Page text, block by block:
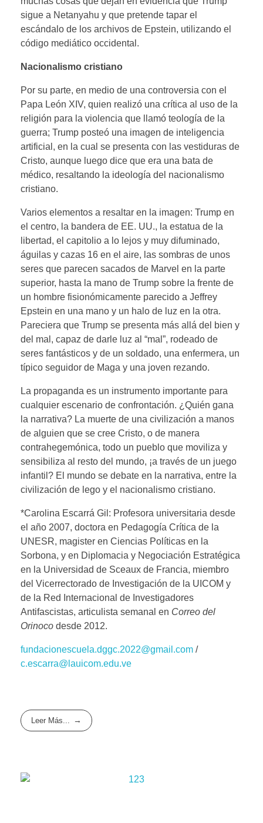
sigue a Netanyahu y que pretende tapar el
escándalo de los archivos de Epstein, utilizando el
código mediático occidental.
Nacionalismo cristiano
Por su parte, en medio de una controversia con el
Papa León XIV, quien realizó una crítica al uso de la
religión para la violencia que llamó teología de la
guerra; Trump posteó una imagen de inteligencia
artificial, en la cual se presenta con las vestiduras de
Cristo, aunque luego dice que era una bata de
médico, resaltando la ideología del nacionalismo
cristiano.
Varios elementos a resaltar en la imagen: Trump en
el centro, la bandera de EE. UU., la estatua de la
libertad, el capitolio a lo lejos y muy difuminado,
águilas y cazas 16 en el aire, las sombras de unos
seres que parecen sacados de Marvel en la parte
superior, hasta la mano de Trump sobre la frente de
un hombre fisionómicamente parecido a Jeffrey
Epstein en una mano y un halo de luz en la otra.
Pareciera que Trump se presenta más allá del bien y
del mal, capaz de darle luz al “mal”, rodeado de
seres fantásticos y de un soldado, una enfermera, un
típico seguidor de Maga y una joven rezando.
La propaganda es un instrumento importante para
cualquier escenario de confrontación. ¿Quién gana
la narrativa? La muerte de una civilización a manos
de alguien que se cree Cristo, o de manera
contrahegemónica, todo un pueblo que moviliza y
sensibiliza al resto del mundo, ¡a través de un juego
infantil? El mundo se debate en la narrativa, entre la
civilización de lego y el nacionalismo cristiano.
*Carolina Escarrá Gil: Profesora universitaria desde
el año 2007, doctora en Pedagogía Crítica de la
UNESR, magister en Ciencias Políticas en la
Sorbona, y en Diplomacia y Negociación Estratégica
en la Universidad de Sceaux de Francia, miembro
del Vicerrectorado de Investigación de la UICOM y
de la Red Internacional de Investigadores
Antifascistas, articulista semanal en Correo del
Orinoco desde 2012.
fundacionescuela.dggc.2022@gmail.com /
c.escarra@lauicom.edu.ve
Leer Más...